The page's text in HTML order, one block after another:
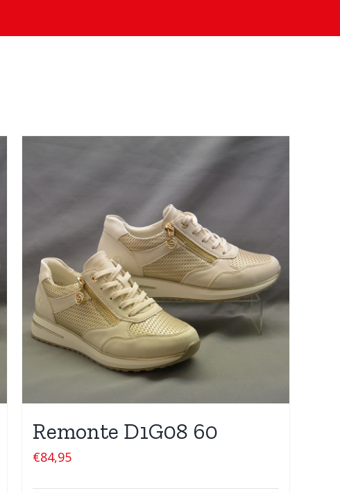
Remonte D1G08 60
€84,95